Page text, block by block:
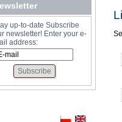
up-to-date Subscribe
newsletter! Enter your e-
address: